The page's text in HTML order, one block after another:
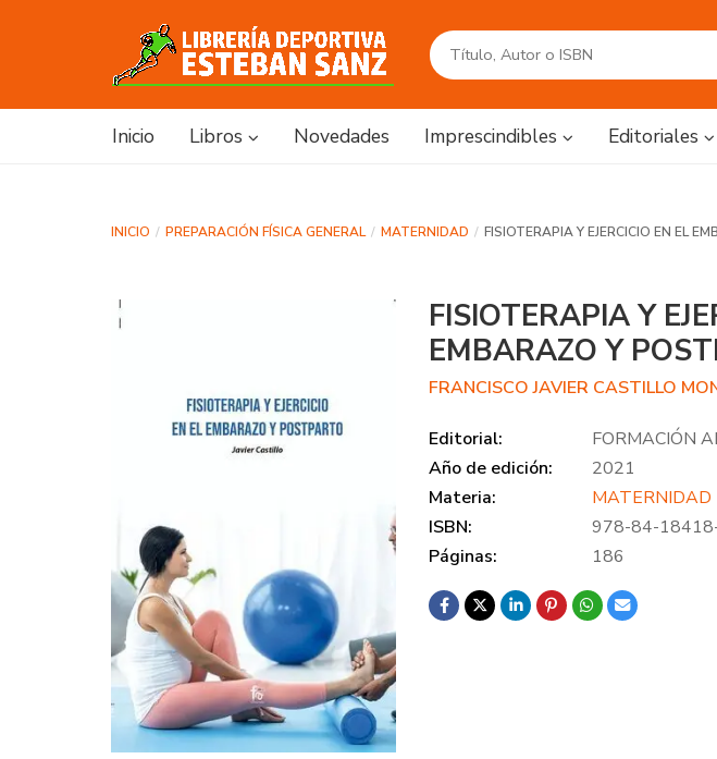
Inicio Libros Novedades Imprescindibles Editoriales
INICIO PREPARACIÓN FÍSICA GENERAL MATERNIDAD FISIOTERAPIA Y EJERCICIO EN EL
FISIOTERAPIA Y
EMBARAZO Y
FRANCISCO JAVIER CASTILLO
Editorial:
FORMACIÓN
Año de edición:
2021
Materia:
MATERNIDAD
ISBN:
978-84-
Páginas:
186